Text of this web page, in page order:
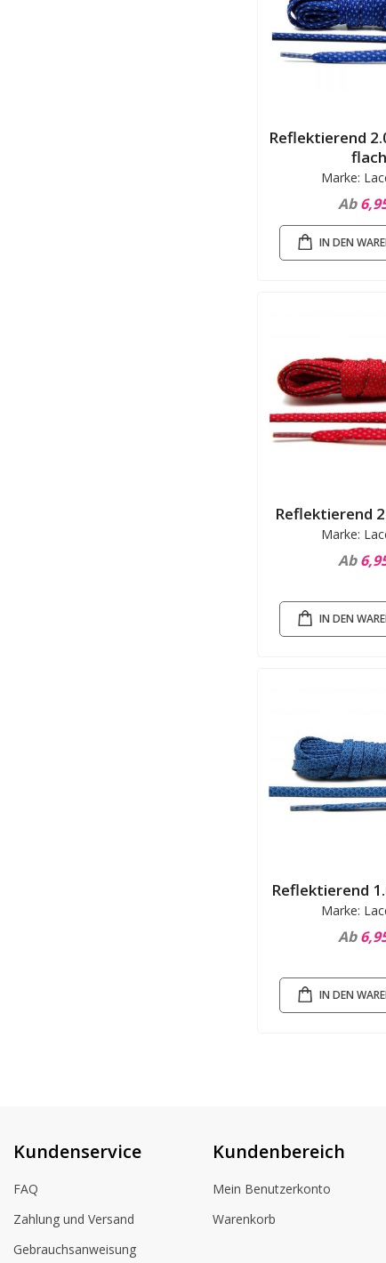
Reflektierend
flach
Marke:
Ab
IN DEN
Reflektierend
Marke:
Ab
IN DEN
Reflektierend
Marke:
Ab
IN DEN
Kundenservice
FAQ
Zahlung und Versand
Gebrauchsanweisung
Kundenbereich
Mein Benutzerkonto
Warenkorb